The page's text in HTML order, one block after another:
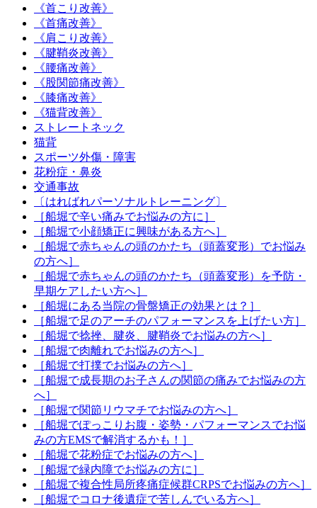
《首こり改善》
《首痛改善》
《肩こり改善》
《腱鞘炎改善》
《腰痛改善》
《股関節痛改善》
《膝痛改善》
《猫背改善》
ストレートネック
猫背
スポーツ外傷・障害
花粉症・鼻炎
交通事故
〔はればれパーソナルトレーニング〕
［船堀で辛い痛みでお悩みの方に］
［船堀で小顔矯正に興味がある方へ］
［船堀で赤ちゃんの頭のかたち（頭蓋変形）でお悩み
の方へ］
［船堀で赤ちゃんの頭のかたち（頭蓋変形）を予防・
早期ケアしたい方へ］
［船堀にある当院の骨盤矯正の効果とは？］
［船堀で足のアーチのパフォーマンスを上げたい方］
［船堀で捻挫、腱炎、腱鞘炎でお悩みの方へ］
［船堀で肉離れでお悩みの方へ］
［船堀で打撲でお悩みの方へ］
［船堀で成長期のお子さんの関節の痛みでお悩みの方
へ］
［船堀で関節リウマチでお悩みの方へ］
［船堀でぽっこりお腹・姿勢・パフォーマンスでお悩
みの方EMSで解消するかも！］
［船堀で花粉症でお悩みの方へ］
［船堀で緑内障でお悩みの方に］
［船堀で複合性局所疼痛症候群CRPSでお悩みの方へ］
［船堀でコロナ後遺症で苦しんでいる方へ］